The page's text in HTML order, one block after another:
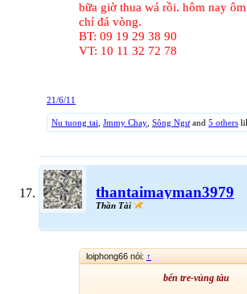
bữa giờ thua wá rồi. hôm nay
chỉ đá vòng.
BT: 09 19 29 38 90
VT: 10 11 32 72 78
21/6/11
Nu tuong tai, Jmmy Chay, Sông Ngưand 5 others
thantaimayman3979
Thần Tài
loiphong66 nói: ↑
bến tre-vủng tàu